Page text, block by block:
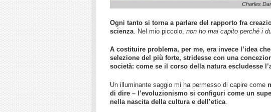
Charles
Ogni tanto si torna a parlare del rapporto fra
scienza . Nel mio piccolo, non ho mai capito perché i
A costituire problema, per me, era invece l’idea
selezione del più forte, stridesse con una
società: come se il corso della natura escludesse
Un illuminante saggio mi ha permesso di capire come
di dire – l’evoluzionismo si configuri come un
nella nascita della cultura e dell’etica